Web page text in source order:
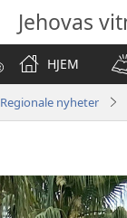
Jehovas
HJEM
Regionale nyheter